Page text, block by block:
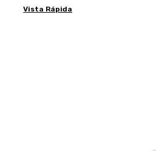
Vista Rápida